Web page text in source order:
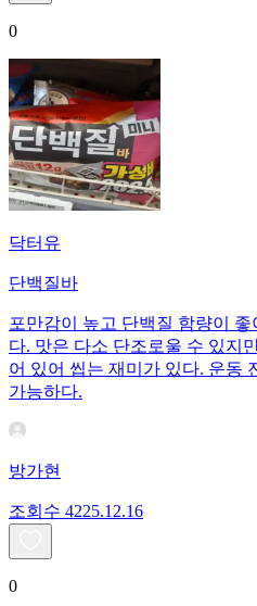
0
닥터유
단백질바
포만감이 높고 단백질 함량이
다. 맛은 다소 단조로울 수 있지
어 있어 씹는 재미가 있다. 운동
가능하다.
방가현
조회수 4225.12.16
0